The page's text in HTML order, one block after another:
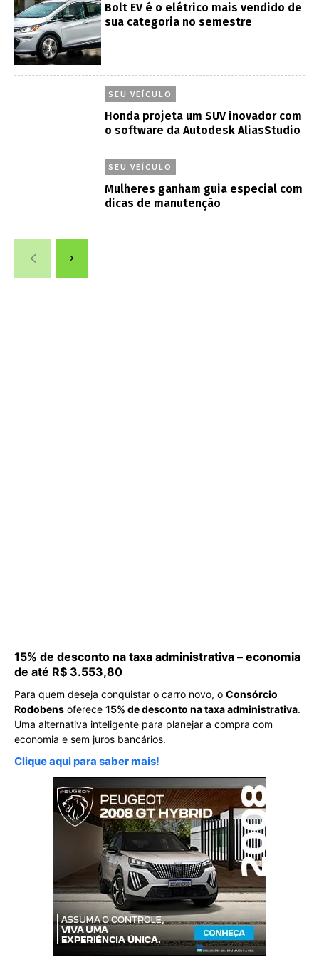
Bolt EV é o elétrico mais vendido de
sua categoria no semestre
SEU VEÍCULO
Honda projeta um SUV inovador com
o software da Autodesk AliasStudio
SEU VEÍCULO
Mulheres ganham guia especial com
dicas de manutenção
15% de desconto na taxa administrativa – economia
de até R$ 3.553,80
Para quem deseja conquistar o carro novo, o Consórcio
Rodobens oferece 15% de desconto na taxa administrativa.
Uma alternativa inteligente para planejar a compra com
economia e sem juros bancários.
Clique aqui para saber mais!